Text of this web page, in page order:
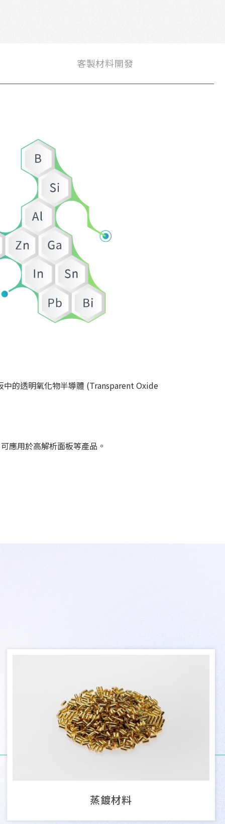
客製材料開發
的透明氧化物半導體 (Transparent Oxide
應用於高解析面板等產品。
銲合代工服務